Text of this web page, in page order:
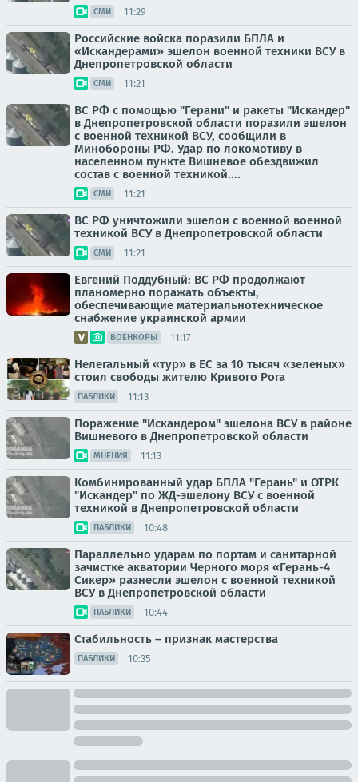
СМИ 11:29
Российские войска поразили БПЛА и
«Искандерами» эшелон военной техники ВСУ в
Днепропетровской области
СМИ 11:21
ВС РФ с помощью "Герани" и ракеты "Искандер"
в Днепропетровской области поразили эшелон
с военной техникой ВСУ, сообщили в
Минобороны РФ. Удар по локомотиву в
населенном пункте Вишневое обездвижил
состав с военной техникой....
СМИ 11:21
ВС РФ уничтожили эшелон с военной военной
техникой ВСУ в Днепропетровской области
СМИ 11:21
Евгений Поддубный: ВС РФ продолжают
планомерно поражать объекты,
обеспечивающие материальнотехническое
снабжение украинской армии
ВОЕНКОРЫ 11:17
Нелегальный «тур» в ЕС за 10 тысяч «зеленых»
стоил свободы жителю Кривого Рога
ПАБЛИКИ 11:13
Поражение "Искандером" эшелона ВСУ в районе
Вишневого в Днепропетровской области
МНЕНИЯ 11:13
Комбинированный удар БПЛА "Герань" и ОТРК
"Искандер" по ЖД-эшелону ВСУ с военной
техникой в Днепропетровской области
ПАБЛИКИ 10:48
Параллельно ударам по портам и санитарной
зачистке акватории Черного моря «Герань-4
Сикер» разнесли эшелон с военной техникой
ВСУ в Днепропетровской области
ПАБЛИКИ 10:44
Стабильность – признак мастерства
ПАБЛИКИ 10:35